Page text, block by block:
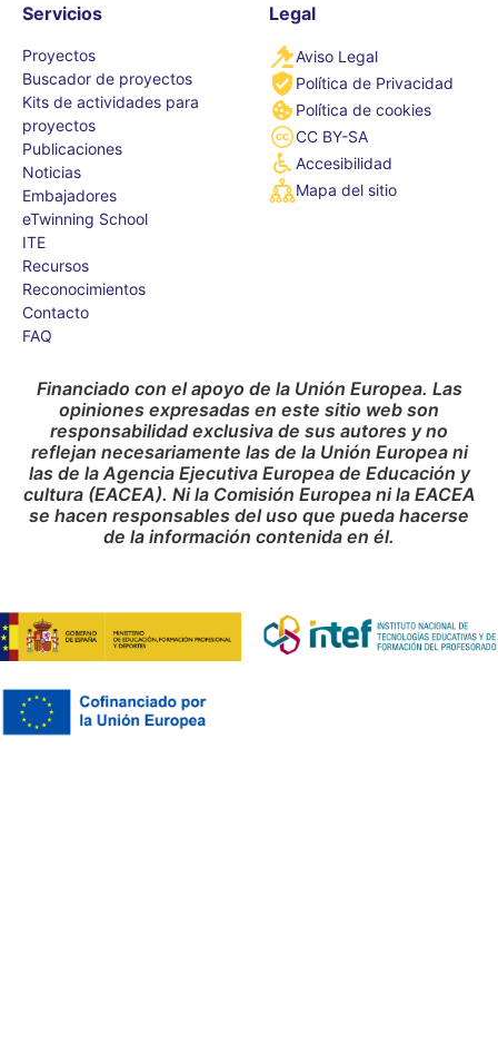
Servicios
Proyectos
Buscador de proyectos
Kits de actividades para
proyectos
Publicaciones
Noticias
Embajadores
eTwinning School
ITE
Recursos
Reconocimientos
Contacto
FAQ
Legal
Aviso Legal
Política de Privacidad
Política de cookies
CC BY-SA
Accesibilidad
Mapa del sitio
Financiado con el apoyo de la Unión Europea. Las
opiniones expresadas en este sitio web son
responsabilidad exclusiva de sus autores y no
reflejan necesariamente las de la Unión Europea ni
las de la Agencia Ejecutiva Europea de Educación y
cultura (EACEA). Ni la Comisión Europea ni la EACEA
se hacen responsables del uso que pueda hacerse
de la información contenida en él.